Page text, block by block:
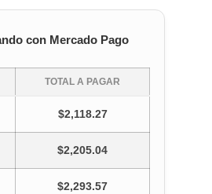
con Mercado Pago
TOTAL A PAGAR
$2,118.27
$2,205.04
$2,293.57